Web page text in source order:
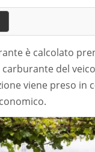
è calcolato
del
viene preso in